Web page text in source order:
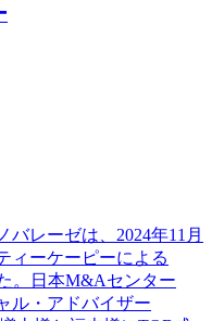
レーゼは、2024年11月
ィーケーピーによる
。日本M&Aセンター
ル・アドバイザー